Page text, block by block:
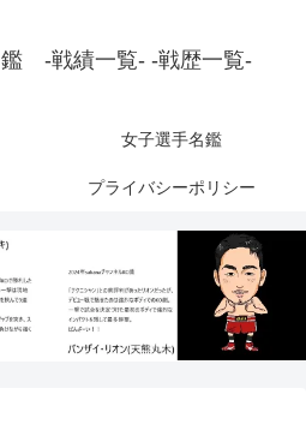
鑑 -戦績一覧- -戦歴一覧-
女子選手名鑑
プライバシーポリシー